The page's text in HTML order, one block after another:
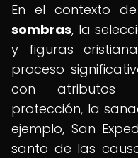
En el contexto
sombras, la
y figuras
proceso
con atributos
protección, la
ejemplo, San
santo de las